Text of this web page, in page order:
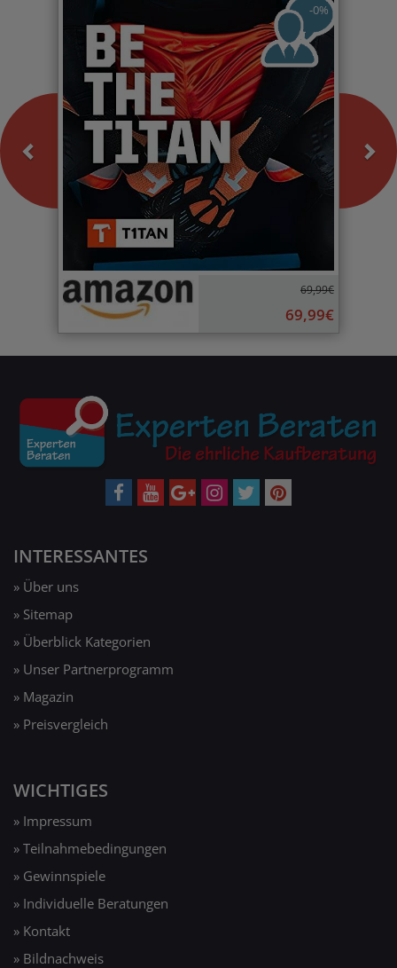
-0%
69,99€
69,99€
INTERESSANTES
» Über uns
» Sitemap
» Überblick Kategorien
» Unser Partnerprogramm
» Magazin
» Preisvergleich
WICHTIGES
» Impressum
» Teilnahmebedingungen
» Gewinnspiele
» Individuelle Beratungen
» Kontakt
» Bildnachweis